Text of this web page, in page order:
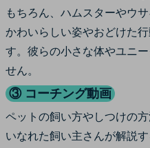
もちろん、ハムスターやウ
かわいらしい姿やおどけた
す。彼らの小さな体やユニ
せん。
③ コーチング動画
ペットの飼い方やしつけの
いなれた飼い主さんが解説